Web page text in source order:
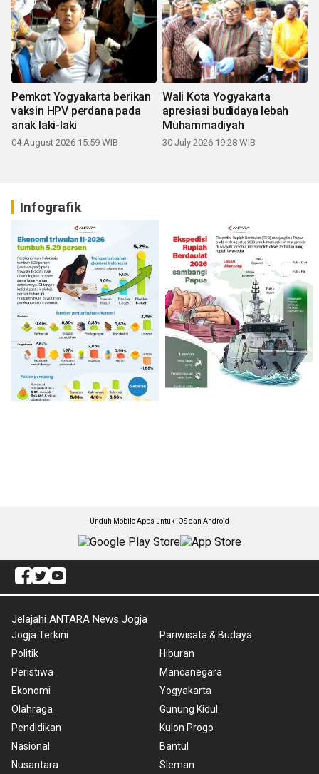
Pemkot Yogyakarta berikan
vaksin HPV perdana pada
anak laki-laki
04 August 2026 15:59 WIB
Wali Kota Yogyakarta
apresiasi budidaya lebah
Muhammadiyah
30 July 2026 19:28 WIB
Infografik
Unduh Mobile Apps untuk iOS dan Android
Jelajahi ANTARA News Jogja
Jogja Terkini
Politik
Peristiwa
Ekonomi
Olahraga
Pendidikan
Nasional
Nusantara
Pariwisata & Budaya
Hiburan
Mancanegara
Yogyakarta
Gunung Kidul
Kulon Progo
Bantul
Sleman